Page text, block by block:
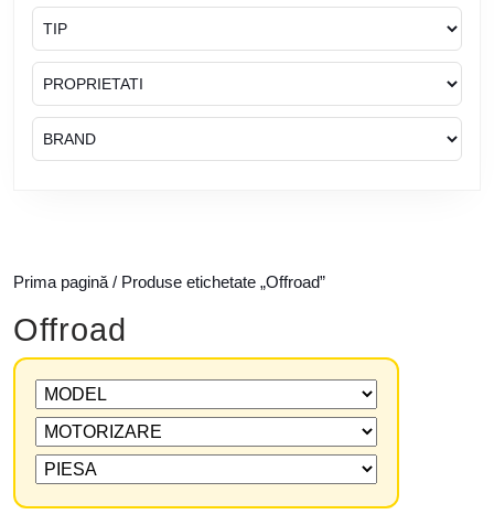
Prima pagină / Produse etichetate „Offroad”
Offroad